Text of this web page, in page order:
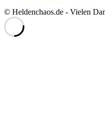
© Heldenchaos.de - Vielen